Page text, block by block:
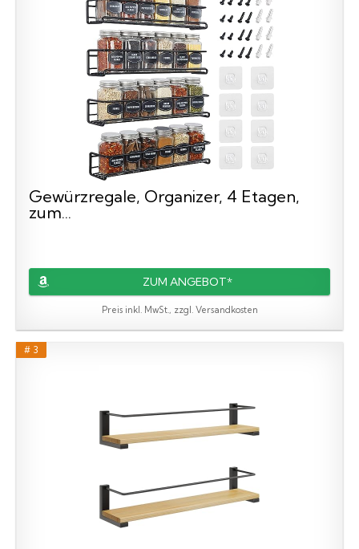
Gewürzregale, Organizer, 4 Etagen,
zum...
ZUM ANGEBOT*
Preis inkl. MwSt., zzgl. Versandkosten
# 3